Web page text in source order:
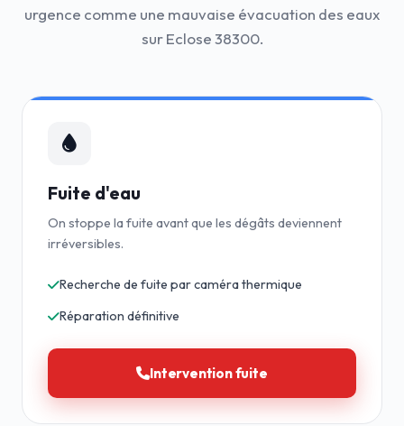
urgence comme une mauvaise évacuation des eaux
sur Eclose 38300.
Fuite d'eau
On stoppe la fuite avant que les dégâts deviennent
irréversibles.
Recherche de fuite par caméra thermique
Réparation définitive
Intervention fuite